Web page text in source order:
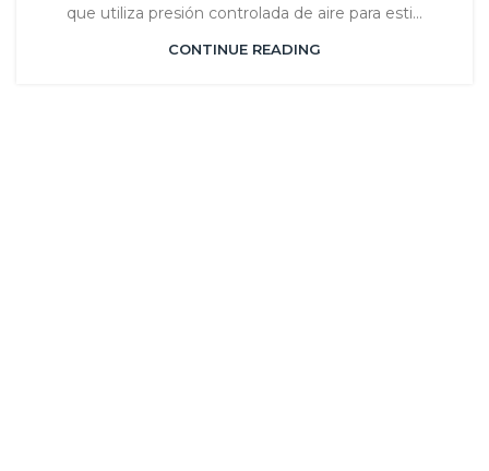
que utiliza presión controlada de aire para esti...
CONTINUE READING